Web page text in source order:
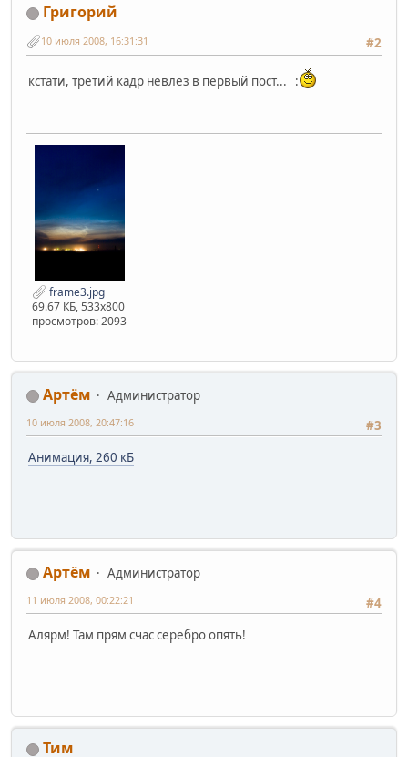
Григорий
#2
10 июля 2008, 16:31:31
кстати, третий кадр невлез в первый пост... :
frame3.jpg
69.67 КБ, 533x800
просмотров: 2093
Артём
Администратор
#3
10 июля 2008, 20:47:16
Анимация, 260 кБ
Артём
Администратор
#4
11 июля 2008, 00:22:21
Алярм! Там прям счас серебро опять!
Тим